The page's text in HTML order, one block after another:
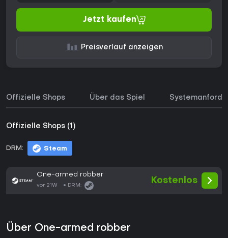
Jetzt kaufen
Preisverlauf anzeigen
Offizielle Shops Über das Spiel
Offizielle Shops (1)
DRM: Steam
One-armed robber
vor 21W DRM:
Kostenlos
Über One-armed robber